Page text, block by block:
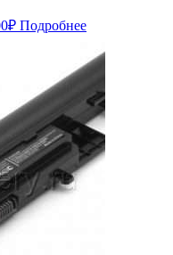
₽Текущая
цена:
Подробнее